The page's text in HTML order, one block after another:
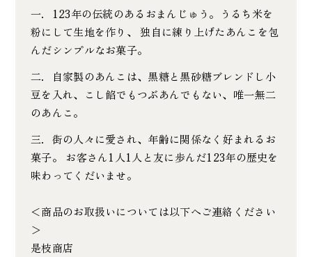
一．123年の伝統のあるおまんじゅう。うるち米を
粉にして生地を作り、 独自に練り上げたあんこを包
んだシンプルなお菓子。
二．自家製のあんこは、黒糖と黒砂糖ブレンドし小
豆を入れ、こし餡でもつぶあんでもない、唯一無二
のあんこ。
三．街の人々に愛され、年齢に関係なく好まれるお
菓子。 お客さん1人1人と友に歩んだ123年の歴史を
味わってくだいませ。
＜商品のお取扱いについては以下へご連絡ください
＞
是枝商店